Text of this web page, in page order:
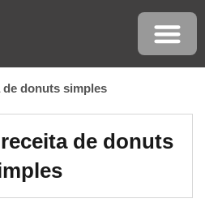
de donuts simples
de donuts